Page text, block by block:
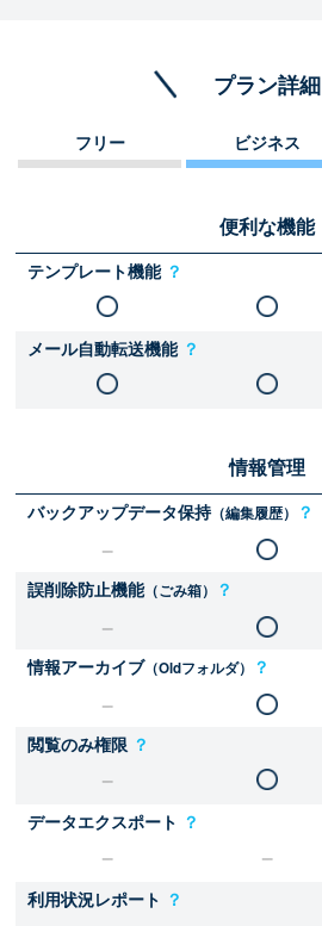
プラン詳細
フリー ビジネス
便利な機能
テンプレート機能 ？
メール自動転送機能 ？
情報管理
バックアップデータ保持（編集履歴） ？
誤削除防止機能（ごみ箱） ？
情報アーカイブ（Oldフォルダ） ？
閲覧のみ権限 ？
データエクスポート ？
利用状況レポート ？